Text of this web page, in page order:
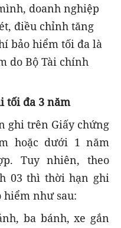
doanh nghiệp
điều chỉnh tăng
bảo hiểm tối đa là
do Bộ Tài chính
tối đa 3 năm
ghi trên Giấy chứng
hoặc dưới 1 năm
Tuy nhiên, theo
03 thì thời hạn ghi
như sau:
ba bánh, xe gắn